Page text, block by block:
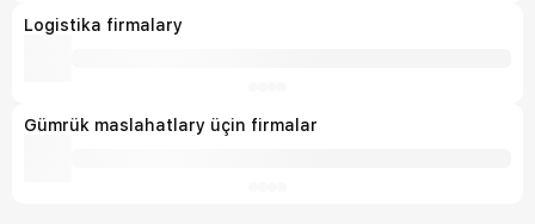
Logistika firmalary
Gümrük maslahatlary üçin firmalar